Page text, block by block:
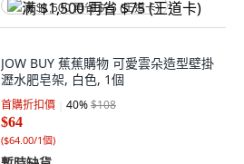
满 $1,500 再省 $75 (王道卡)
JOW BUY 蕉蕉購物 可愛雲朵造型壁掛
瀝水肥皂架, 白色, 1個
首購折扣價 40%$108
$64
($64.00/1個)